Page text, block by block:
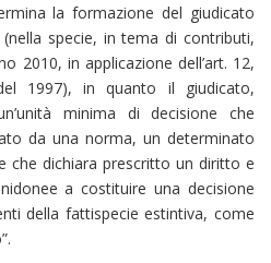
la formazione del giudicato
specie, in tema di contributi,
2010, in applicazione dell’art. 12,
1997), in quanto il giudicato,
minima di decisione che
da una norma, un determinato
che dichiara prescritto un diritto e
a costituire una decisione
della fattispecie estintiva, come